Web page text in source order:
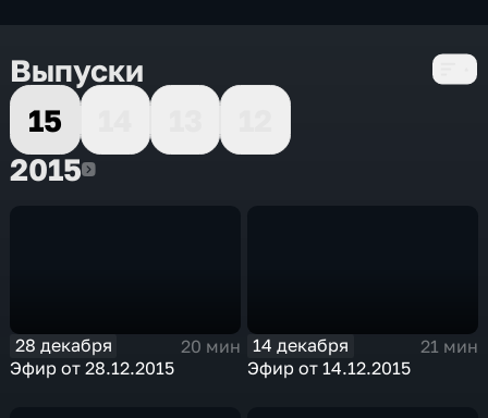
Выпуски
15
20152015
28 декабря
20 мин
Эфир от 28.12.2015
14 декабря
21 мин
Эфир от 14.12.2015